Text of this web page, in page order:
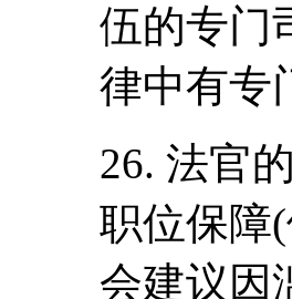
伍的专门
律中有专
26. 法官
职位保障
会建议因